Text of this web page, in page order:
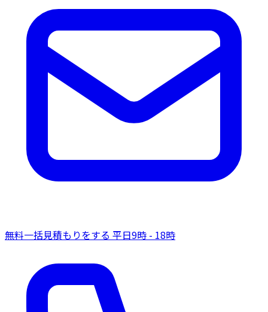
無料一括見積もりをする 平日9時 - 18時